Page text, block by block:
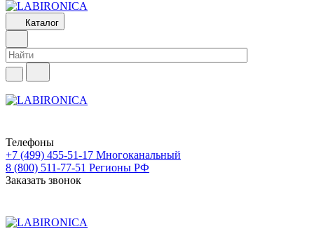
Каталог
Телефоны
+7 (499) 455-51-17 Многоканальный
8 (800) 511-77-51 Регионы РФ
Заказать звонок